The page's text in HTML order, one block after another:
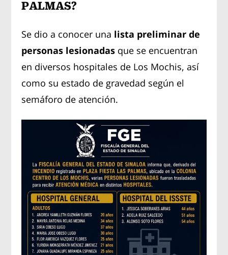
PALMAS?
Se dio a conocer una lista preliminar de
personas lesionadas que se encuentran
en diversos hospitales de Los Mochis, así
como su estado de gravedad según el
semáforo de atención.